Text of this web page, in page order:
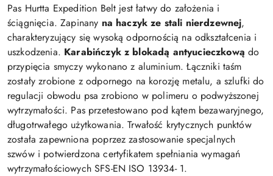
Pas Hurtta Expedition Belt jest łatwy do założenia i
ściągnięcia. Zapinany na haczyk ze stali nierdzewnej,
charakteryzujący się wysoką odpornością na odkształcenia i
uszkodzenia. Karabińczyk z blokadą antyucieczkową do
przypięcia smyczy wykonano z aluminium. Łączniki taśm
zostały zrobione z odpornego na korozję metalu, a szlufki do
regulacji obwodu psa zrobiono w polimeru o podwyższonej
wytrzymałości. Pas przetestowano pod kątem bezawaryjnego,
długotrwałego użytkowania. Trwałość krytycznych punktów
została zapewniona poprzez zastosowanie specjalnych
szwów i potwierdzona certyfikatem spełniania wymagań
wytrzymałościowych SFS-EN ISO 13934- 1.